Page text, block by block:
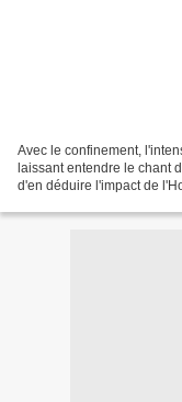
Avec le confinement,
laissant entendre le chant
d'en déduire l'impact de